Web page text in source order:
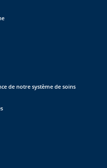
de notre système de soins